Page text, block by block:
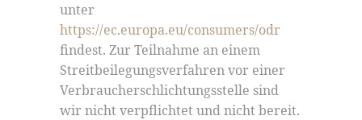
unter
https://ec.europa.eu/consumers/odr
findest. Zur Teilnahme an einem
Streitbeilegungsverfahren vor einer
Verbraucherschlichtungsstelle sind
wir nicht verpflichtet und nicht bereit.